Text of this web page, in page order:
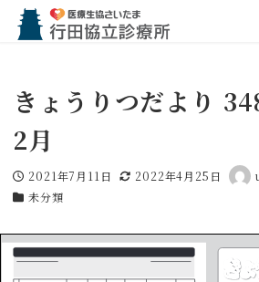
きょうりつだより
2月
投稿日
2021年7月11日
更新日
2022年4月25日
著
カテゴリー
未分類